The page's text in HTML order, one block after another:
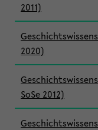
2011)
2020)
SoSe 2012)